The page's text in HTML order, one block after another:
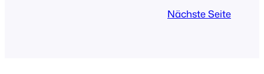
es, passend zum usseligen Wetter,Nächste Seite